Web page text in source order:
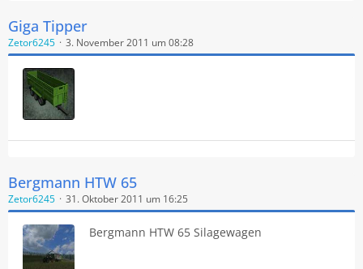
Giga Tipper
Zetor6245 3. November 2011 um 08:28
Bergmann HTW 65
Zetor6245 31. Oktober 2011 um 16:25
Bergmann HTW 65 Silagewagen